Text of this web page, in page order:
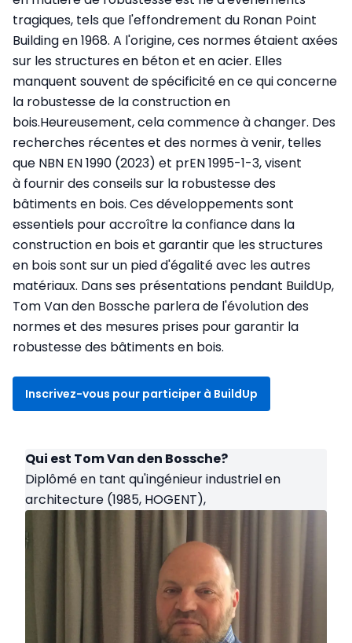
tragiques, tels que l'effondrement du Ronan Point
Building en 1968. A l'origine, ces normes étaient axées
sur les structures en béton et en acier. Elles
manquent souvent de spécificité en ce qui concerne
la robustesse de la construction en
bois.Heureusement, cela commence à changer. Des
recherches récentes et des normes à venir, telles
que NBN EN 1990 (2023) et prEN 1995-1-3, visent
à fournir des conseils sur la robustesse des
bâtiments en bois. Ces développements sont
essentiels pour accroître la confiance dans la
construction en bois et garantir que les structures
en bois sont sur un pied d'égalité avec les autres
matériaux. Dans ses présentations pendant BuildUp,
Tom Van den Bossche parlera de l'évolution des
normes et des mesures prises pour garantir la
robustesse des bâtiments en bois.
Inscrivez-vous pour participer à BuildUp
Qui est Tom Van den Bossche?
Diplômé en tant qu'ingénieur industriel en
architecture (1985, HOGENT),